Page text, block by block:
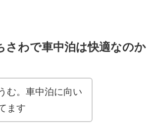
さわで車中泊は快適なのか
む。車中泊に向い
ます